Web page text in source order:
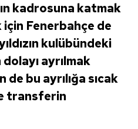
kadrosuna katmak
Fenerbahçe de
kulübündeki
ayrılmak
bu ayrılığa sıcak
transferin